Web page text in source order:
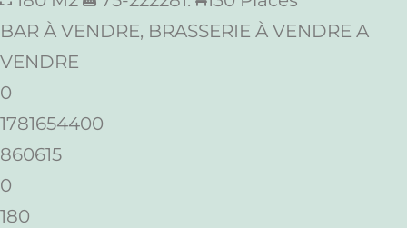
BAR À VENDRE, BRASSERIE À VENDRE A
VENDRE
0
1781654400
860615
0
180